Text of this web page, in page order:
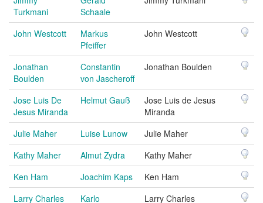
Turkmani
Schaale
John Westcott
Markus
Pfeiffer
John Westcott
Jonathan
Boulden
Constantin
von Jascheroff
Jonathan Boulden
Jose Luis De
Jesus Miranda
Helmut Gauß
Jose Luis de Jesus
Miranda
Julie Maher
Luise Lunow
Julie Maher
Kathy Maher
Almut Zydra
Kathy Maher
Ken Ham
Joachim Kaps
Ken Ham
Larry Charles
Karlo
Larry Charles